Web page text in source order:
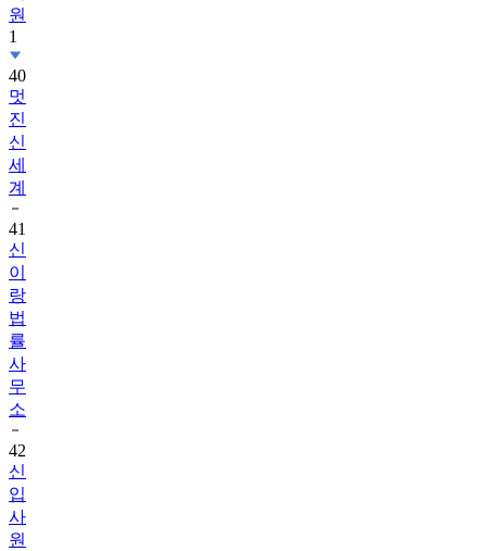
원
1
40
멋
진
신
세
계
41
신
이
랑
법
률
사
무
소
42
신
입
사
원